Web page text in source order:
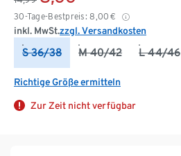
30-Tage-Bestpreis: 8,00 €
inkl. MwSt.zzgl. Versandkosten
S 36/38 M 40/42 L 44/46
Richtige Größe ermitteln
Zur Zeit nicht verfügbar